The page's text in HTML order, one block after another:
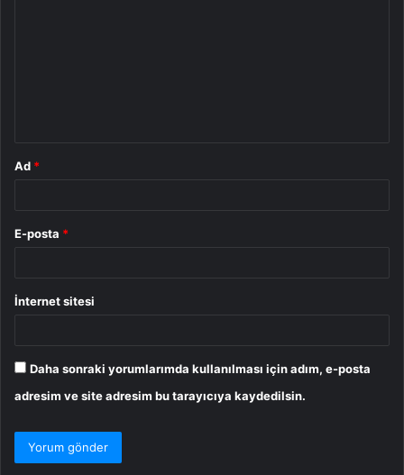
Ad *
E-posta *
İnternet sitesi
Daha sonraki yorumlarımda kullanılması için adım, e-posta
adresim ve site adresim bu tarayıcıya kaydedilsin.